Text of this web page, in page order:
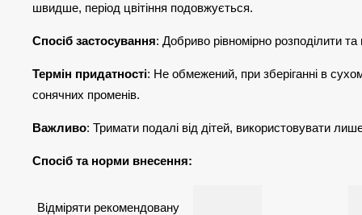
швидше, період цвітіння подовжується.
Спосіб застосування: Добриво рівномірно розподілити та
Термін придатності: Не обмежений, при зберіганні в
сонячних променів.
Важливо: Тримати подалі від дітей, використовувати
Спосіб та норми внесення:
Відміряти рекомендовану